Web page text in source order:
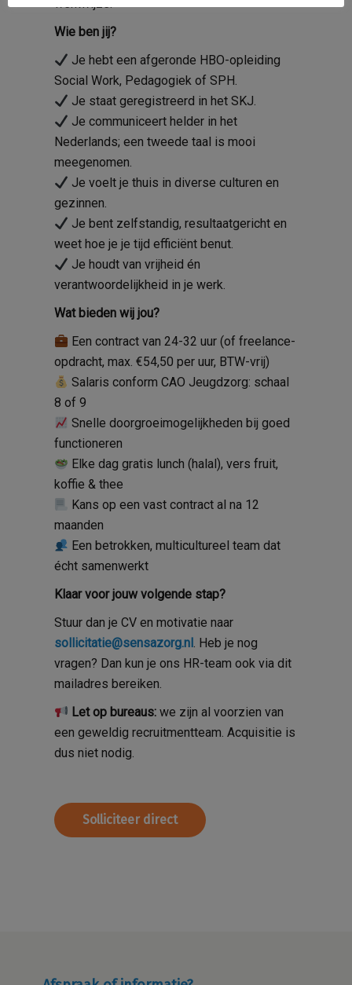
werkwijze.
Wie ben jij?
Je hebt een afgeronde HBO-opleiding
Social Work, Pedagogiek of SPH.
Je staat geregistreerd in het SKJ.
Je communiceert helder in het
Nederlands; een tweede taal is mooi
meegenomen.
Je voelt je thuis in diverse culturen en
gezinnen.
Je bent zelfstandig, resultaatgericht en
weet hoe je je tijd efficiënt benut.
Je houdt van vrijheid én
verantwoordelijkheid in je werk.
Wat bieden wij jou?
Een contract van 24-32 uur (of freelance-
opdracht, max. €54,50 per uur, BTW-vrij)
Salaris conform CAO Jeugdzorg: schaal
8 of 9
Snelle doorgroeimogelijkheden bij goed
functioneren
Elke dag gratis lunch (halal), vers fruit,
koffie & thee
Kans op een vast contract al na 12
maanden
Een betrokken, multicultureel team dat
écht samenwerkt
Klaar voor jouw volgende stap?
Stuur dan je CV en motivatie naar
sollicitatie@sensazorg.nl. Heb je nog
vragen? Dan kun je ons HR-team ook via dit
mailadres bereiken.
Let op bureaus: we zijn al voorzien van
een geweldig recruitmentteam. Acquisitie is
dus niet nodig.
Solliciteer direct